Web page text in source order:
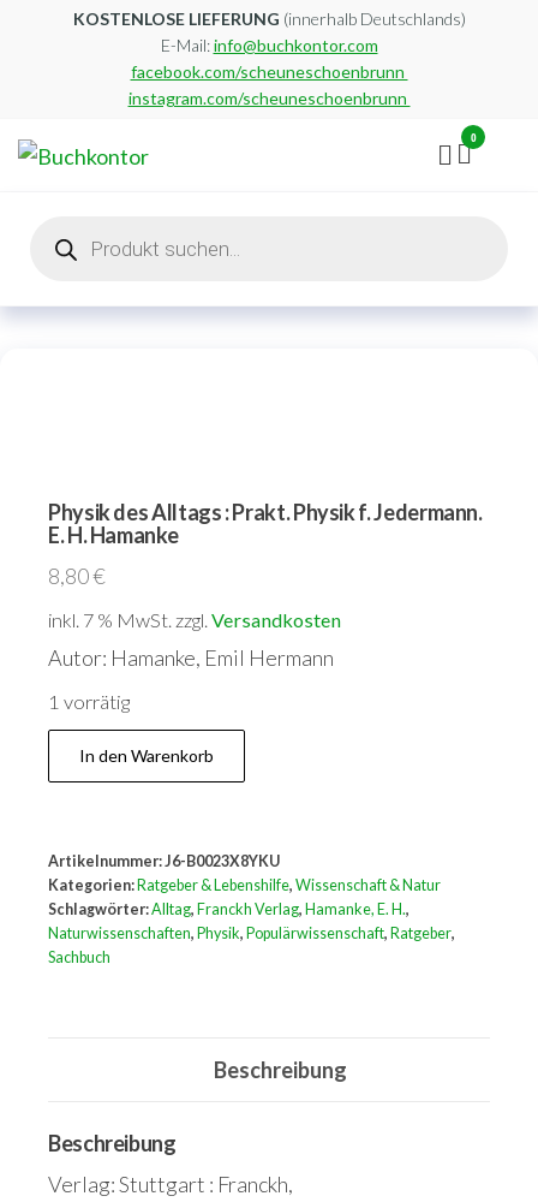
KOSTENLOSE LIEFERUNG (innerhalb Deutschlands)
E-Mail:info@buchkontor.com
facebook.com/scheuneschoenbrunn
instagram.com/scheuneschoenbrunn
0
search
Physik des Alltags : Prakt. Physik f. Jedermann.
E. H. Hamanke
8,80€
inkl. 7 % MwSt. zzgl. Versandkosten
Autor: Hamanke, Emil Hermann
1 vorrätig
Physik
des
Prakt.
Physik
f.
In den Warenkorb
Artikelnummer:J6-B0023X8YKU
Kategorien: Ratgeber & Lebenshilfe, Wissenschaft & Natur
Schlagwörter:Alltag, Franckh Verlag, Hamanke, E. H.,
Naturwissenschaften, Physik, Populärwissenschaft, Ratgeber,
Sachbuch
Beschreibung
Beschreibung
Verlag: Stuttgart : Franckh,